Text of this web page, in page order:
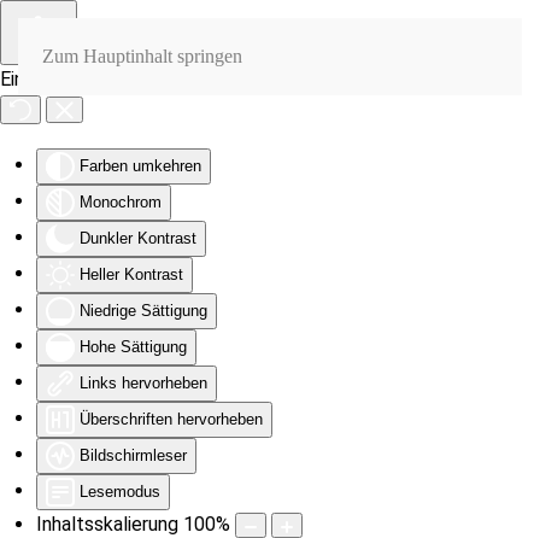
Eingabehilfen öffnen
Farben umkehren
Monochrom
Dunkler Kontrast
Heller Kontrast
Niedrige Sättigung
Hohe Sättigung
Links hervorheben
Überschriften hervorheben
Bildschirmleser
Lesemodus
Inhaltsskalierung 100%
Zum Hauptinhalt springen